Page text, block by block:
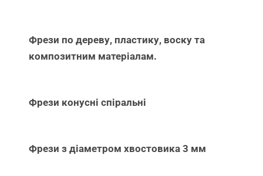
Фрези по дереву, пластику, воску та
композитним матеріалам.
Фрези конусні спіральні
Фрези з діаметром хвостовика 3 мм